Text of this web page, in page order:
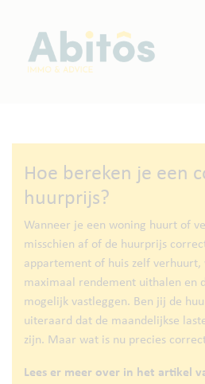
Hoe bereken je een
huurprijs?
Wanneer je een woning huurt of
misschien af of de huurprijs
appartement of huis zelf
maximaal rendement uithalen en
mogelijk vastleggen. Ben jij de
uiteraard dat de maandelijkse
zijn. Maar wat is nu precies
Lees er meer over in het artikel